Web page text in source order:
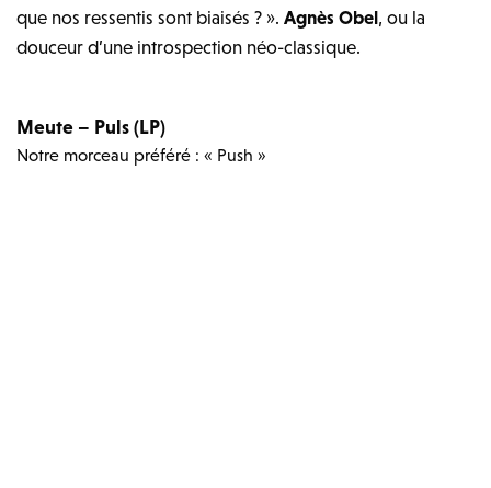
que nos ressentis sont biaisés ? ».Agnès Obel, ou la
douceur d’une introspection néo-classique.
Meute – Puls (LP)
Notre morceau préféré : « Push »